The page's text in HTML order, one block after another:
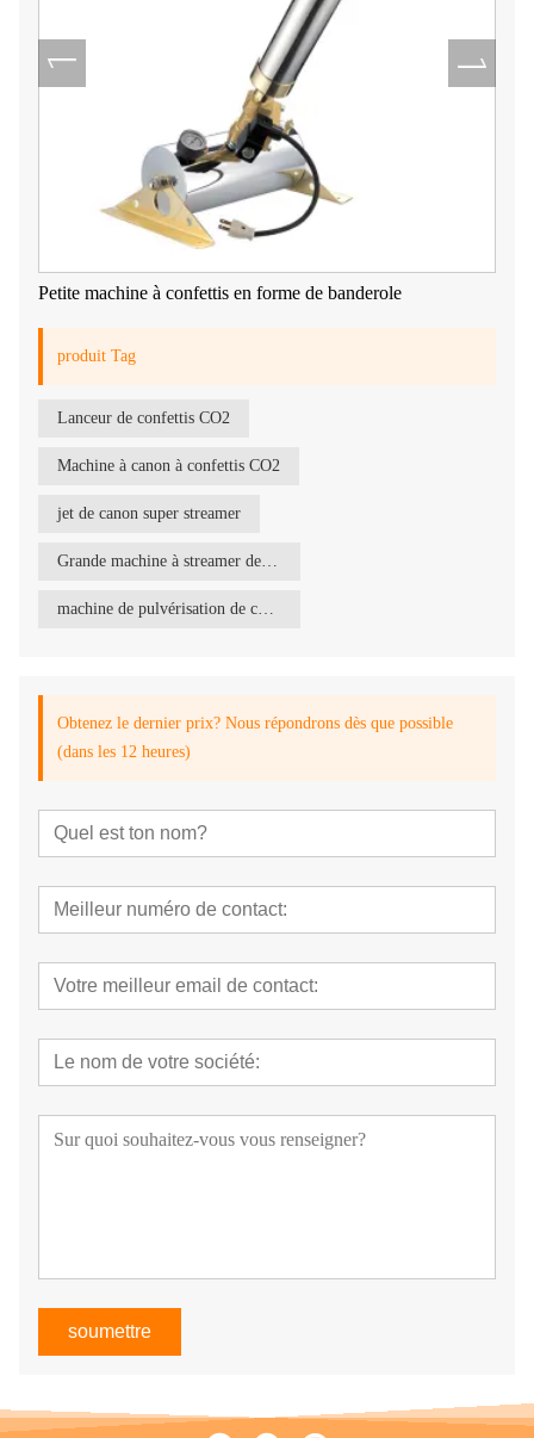
Petite machine à confettis en forme de banderole
produit Tag
Lanceur de confettis CO2
Machine à canon à confettis CO2
jet de canon super streamer
Obtenez le dernier prix? Nous répondrons dès que possible
(dans les 12 heures)
soumettre